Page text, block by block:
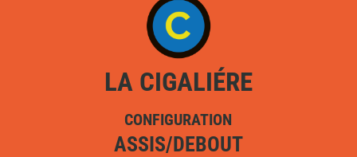
LA CIGALIÉRE
CONFIGURATION
ASSIS/DEBOUT